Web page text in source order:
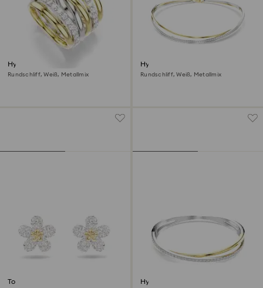
Hyperbola Cocktailring
Rundschliff, Weiß, Metallmix
Hyperbola Halsband
Rundschliff, Weiß, Metallmix
Tough Ohrstecker Hyperbola Armreif